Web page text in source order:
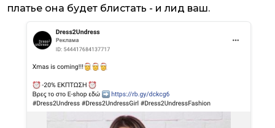
платье она будет блистать - и лид ваш.